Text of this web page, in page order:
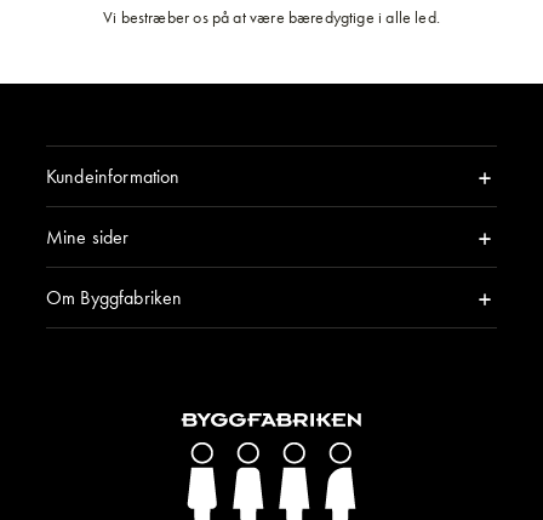
Vi bestræber os på at være bæredygtige i alle led.
Kundeinformation
Mine sider
Om Byggfabriken